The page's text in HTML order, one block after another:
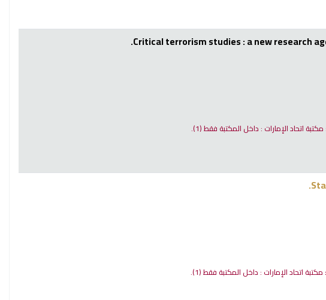
Critical terrorism studies : a new research
مكتبة اتحاد الإمارات : داخل المكتبة فقط(1).
مكتبة اتحاد الإمارات : داخل المكتبة فقط(1).